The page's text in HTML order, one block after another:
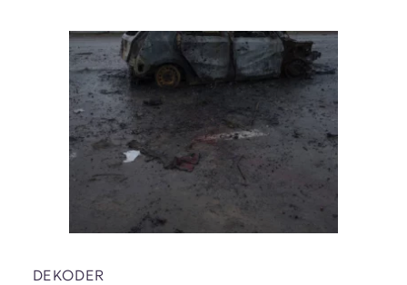
DEKODER